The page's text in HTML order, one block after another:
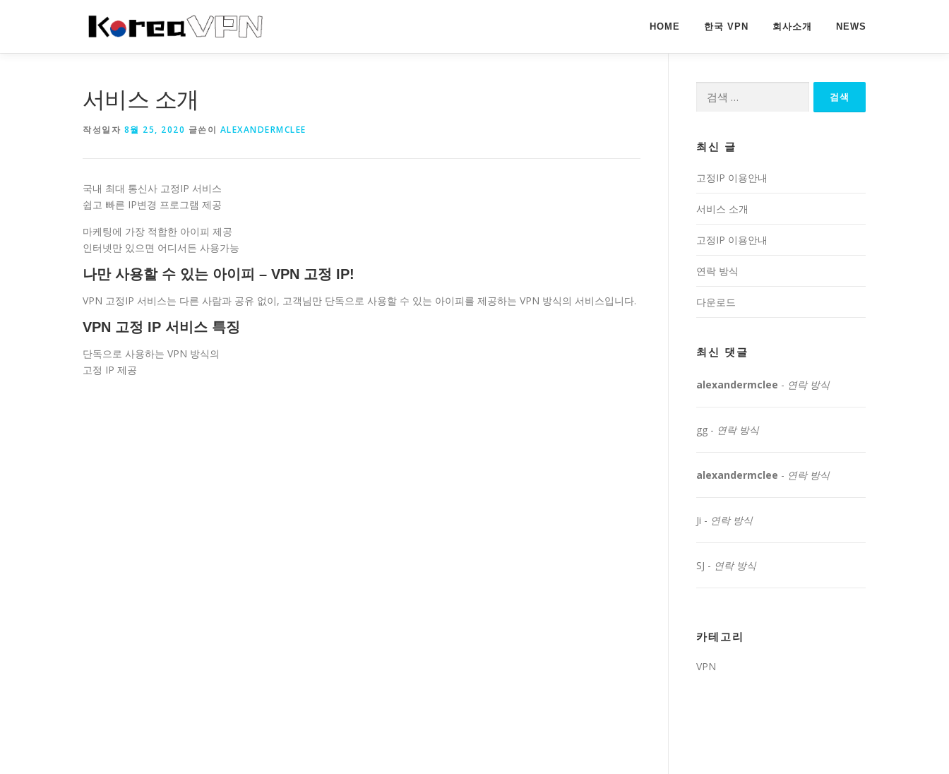
로
HOME 한국 VPN 회사소개 NEWS
서비스 소개
작성일자 8월 25, 2020 글쓴이 ALEXANDERMCLEE
국내 최대 통신사 고정IP 서비스
쉽고 빠른 IP변경 프로그램 제공
마케팅에 가장 적합한 아이피 제공
인터넷만 있으면 어디서든 사용가능
나만 사용할 수 있는 아이피 – VPN 고정 IP!
VPN 고정IP 서비스는 다른 사람과 공유 없이, 고객님만 단독으로 사용할 수 있는 아이피를 제공하는 VPN 방식의 서비스입니다.
VPN 고정 IP 서비스 특징
단독으로 사용하는 VPN 방식의
고정 IP 제공
최신 글
고정IP 이용안내
서비스 소개
고정IP 이용안내
연락 방식
다운로드
최신 댓글
alexandermclee - 연락 방식
gg - 연락 방식
alexandermclee - 연락 방식
Ji - 연락 방식
SJ - 연락 방식
카테고리
VPN